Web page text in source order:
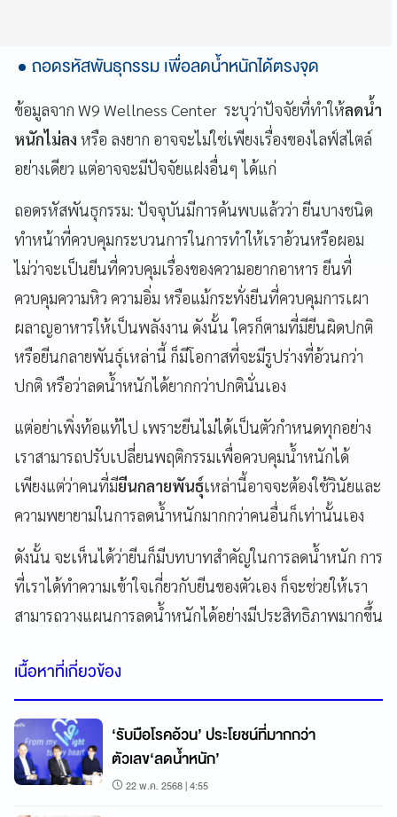
ถอดรหัสพันธุกรรม เพื่อลดน้ำหนักได้ตรงจุด
ข้อมูลจาก W9 Wellness Center ระบุว่าปัจจัยที่ทำให้ลดน้ำ
หนักไม่ลง หรือ ลงยาก อาจจะไม่ใช่เพียงเรื่องของไลฟ์สไตล์
อย่างเดียว แต่อาจจะมีปัจจัยแฝงอื่นๆ ได้แก่
ถอดรหัสพันธุกรรม: ปัจจุบันมีการค้นพบแล้วว่า ยีนบางชนิด
ทำหน้าที่ควบคุมกระบวนการในการทำให้เราอ้วนหรือผอม
ไม่ว่าจะเป็นยีนที่ควบคุมเรื่องของความอยากอาหาร ยีนที่
ควบคุมความหิว ความอิ่ม หรือแม้กระทั่งยีนที่ควบคุมการเผา
ผลาญอาหารให้เป็นพลังงาน ดังนั้น ใครก็ตามที่มียีนผิดปกติ
หรือยีนกลายพันธุ์เหล่านี้ ก็มีโอกาสที่จะมีรูปร่างที่อ้วนกว่า
ปกติ หรือว่าลดน้ำหนักได้ยากกว่าปกตินั่นเอง
แต่อย่าเพิ่งท้อแท้ไป เพราะยีนไม่ได้เป็นตัวกำหนดทุกอย่าง
เราสามารถปรับเปลี่ยนพฤติกรรมเพื่อควบคุมน้ำหนักได้
เพียงแต่ว่าคนที่มียีนกลายพันธุ์เหล่านี้อาจจะต้องใช้วินัยและ
ความพยายามในการลดน้ำหนักมากกว่าคนอื่นก็เท่านั้นเอง
ดังนั้น จะเห็นได้ว่ายีนก็มีบทบาทสำคัญในการลดน้ำหนัก การ
ที่เราได้ทำความเข้าใจเกี่ยวกับยีนของตัวเอง ก็จะช่วยให้เรา
สามารถวางแผนการลดน้ำหนักได้อย่างมีประสิทธิภาพมากขึ้น
เนื้อหาที่เกี่ยวข้อง
‘รับมือโรคอ้วน’ ประโยชน์ที่มากกว่า
ตัวเลข‘ลดน้ำหนัก’
22 พ.ค. 2568 | 4:55